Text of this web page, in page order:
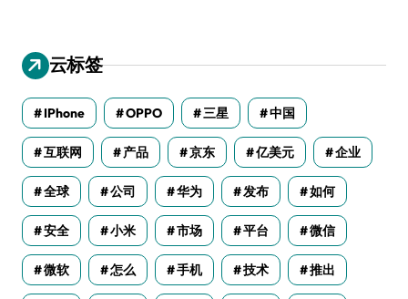
云标签
IPhone OPPO 三星 中国
互联网 产品 京东 亿美元 企业
全球 公司 华为 发布 如何
安全 小米 市场 平台 微信
微软 怎么 手机 技术 推出